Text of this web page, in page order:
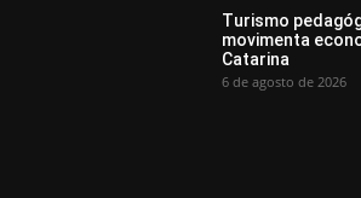
Turismo
movimenta
Catarina
6 de agosto de 2026